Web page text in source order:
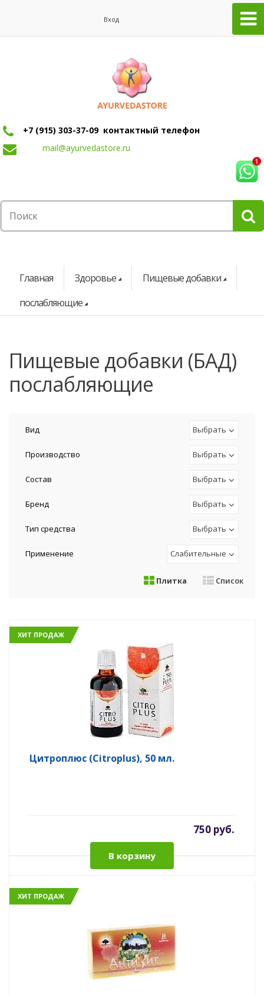
Вход
+7 (915) 303-37-09 контактный телефон
mail@ayurvedastore.ru
Главная Здоровье
Пищевые добавки
послабляющие
Пищевые добавки (БАД)
послабляющие
Вид Выбрать
Производство Выбрать
Состав Выбрать
Бренд Выбрать
Тип средства Выбрать
Применение Слабительные
Плитка Список
ХИТ ПРОДАЖ
Цитроплюс (Citroplus), 50 мл.
750 руб.
В корзину
ХИТ ПРОДАЖ